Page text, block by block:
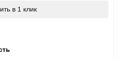
в 1 клик